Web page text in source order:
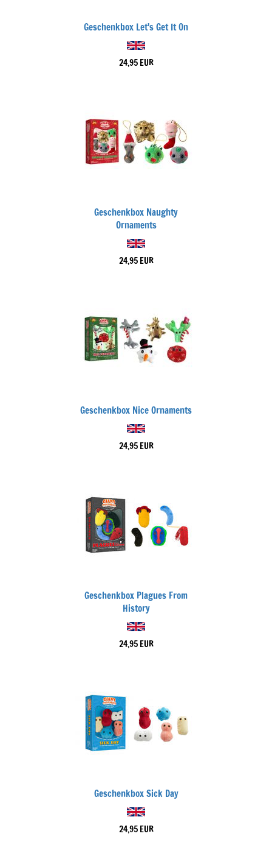
Geschenkbox Let's Get It On
24,95 EUR
Geschenkbox Naughty
Ornaments
24,95 EUR
Geschenkbox Nice Ornaments
24,95 EUR
Geschenkbox Plagues From
History
24,95 EUR
Geschenkbox Sick Day
24,95 EUR